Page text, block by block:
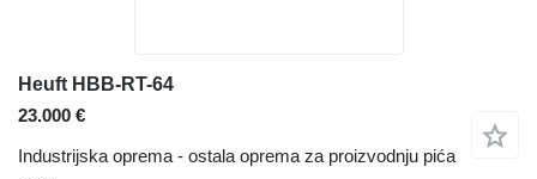
Heuft HBB-RT-64
23.000 €
Industrijska oprema - ostala oprema za proizvodnju pića